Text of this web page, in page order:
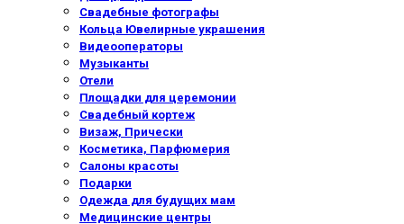
Свадебные фотографы
Кольца Ювелирные украшения
Видеооператоры
Музыканты
Отели
Площадки для церемонии
Свадебный кортеж
Визаж, Прически
Косметика, Парфюмерия
Салоны красоты
Подарки
Одежда для будущих мам
Медицинские центры